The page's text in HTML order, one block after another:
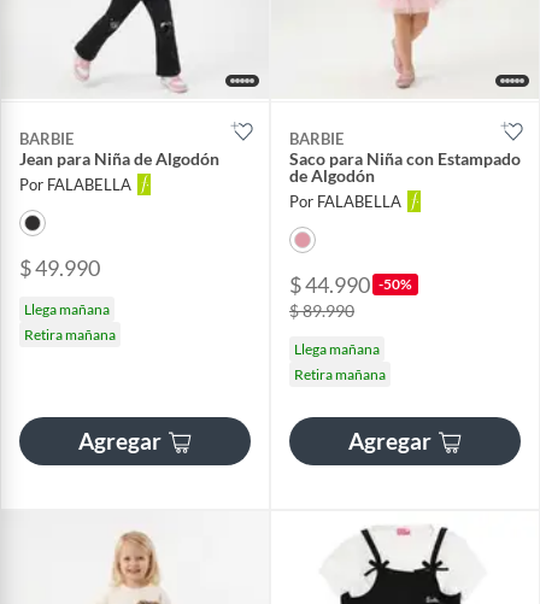
BARBIE
Jean para Niña de Algodón
Por FALABELLA
$ 49.990
Llega mañana
Retira mañana
Agregar
BARBIE
Saco para Niña con Estampado
de Algodón
Por FALABELLA
$ 44.990 -50%
$ 89.990
Llega mañana
Retira mañana
Agregar